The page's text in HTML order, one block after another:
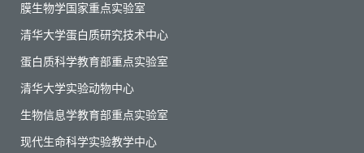
膜生物学国家重点实验室
清华大学蛋白质研究技术中心
蛋白质科学教育部重点实验室
清华大学实验动物中心
生物信息学教育部重点实验室
现代生命科学实验教学中心